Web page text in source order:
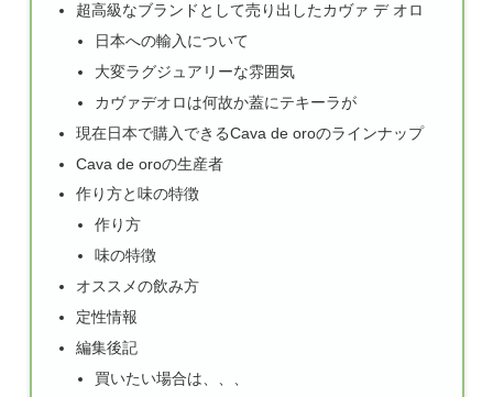
超高級なブランドとして売り出したカヴァ デ オロ
日本への輸入について
大変ラグジュアリーな雰囲気
カヴァデオロは何故か蓋にテキーラが
現在日本で購入できるCava de oroのラインナップ
Cava de oroの生産者
作り方と味の特徴
作り方
味の特徴
オススメの飲み方
定性情報
編集後記
買いたい場合は、、、